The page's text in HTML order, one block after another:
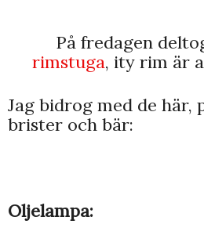
På fredagen
rimstuga, ity rim är
Jag bidrog med de här,
brister och bär:
Oljelampa: